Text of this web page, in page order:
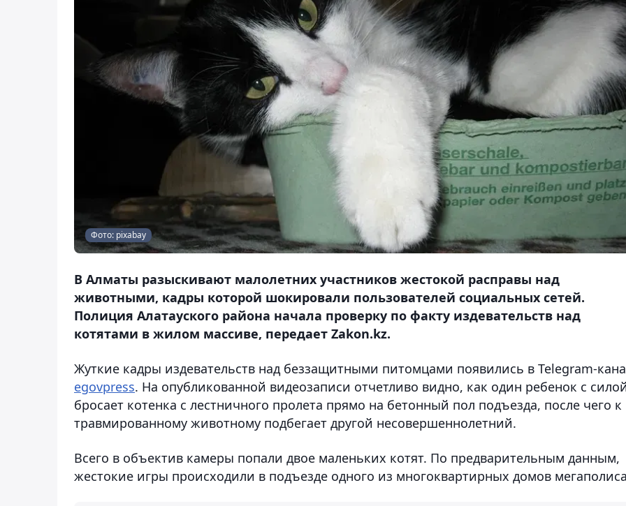
Фото: pixabay
В Алматы разыскивают малолетних участников жестокой расправы над
животными, кадры которой шокировали пользователей социальных сетей.
Полиция Алатауского района начала проверку по факту издевательств над
котятами в жилом массиве, передает Zakon.kz.
Жуткие кадры издевательств над беззащитными питомцами появились в Telegram-
egovpress. На опубликованной видеозаписи отчетливо видно, как один ребенок с
бросает котенка с лестничного пролета прямо на бетонный пол подъезда, после чего к
травмированному животному подбегает другой несовершеннолетний.
Всего в объектив камеры попали двое маленьких котят. По предварительным данным,
жестокие игры происходили в подъезде одного из многоквартирных домов